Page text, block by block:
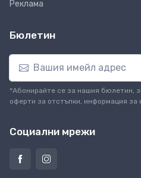
Реклама
Бюлетин
*Абонирайте се за нашия бюлетин,
оферти за отстъпки, информация за
Социални мрежи